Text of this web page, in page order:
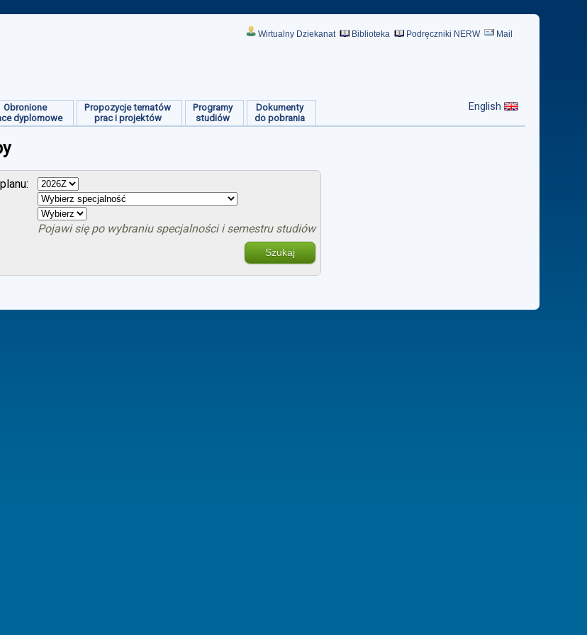
Wirtualny Dziekanat Biblioteka Podręczniki NERW Mail
Obronione
dyplomowe
Propozycje tematów
prac i projektów
Programy
studiów
Dokumenty
do pobrania
English
Pojawi się po wybraniu specjalności i semestru studiów